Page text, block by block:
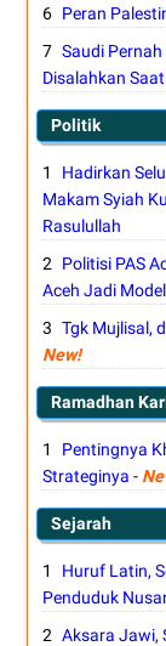
Peran
Saudi
Disalahkan
Politik
Hadirkan
Makam Syiah
Rasulullah
Politisi PAS
Aceh Jadi
Tgk Mujlisal,
New!
Ramadhan
Pentingnya
Strateginya -
Sejarah
Huruf Latin,
Penduduk
Aksara Jawi,